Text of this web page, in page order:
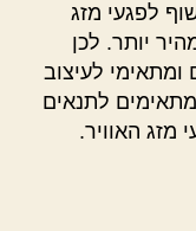
לפגעי מזג
יותר. לכן
ומתאימי לעיצוב
לתנאים
מזג האוויר.